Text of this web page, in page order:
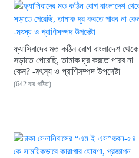
ফ্যাসিবাদের মত কঠিন রোগ বাংলাদেশ থেকে
সড়াতে পেরেছি, তামাক দূর করতে পারব না
কেন? -মৎস্য ও প্রাণিসম্পদ উপদেষ্টা
(642 বার পঠিত)